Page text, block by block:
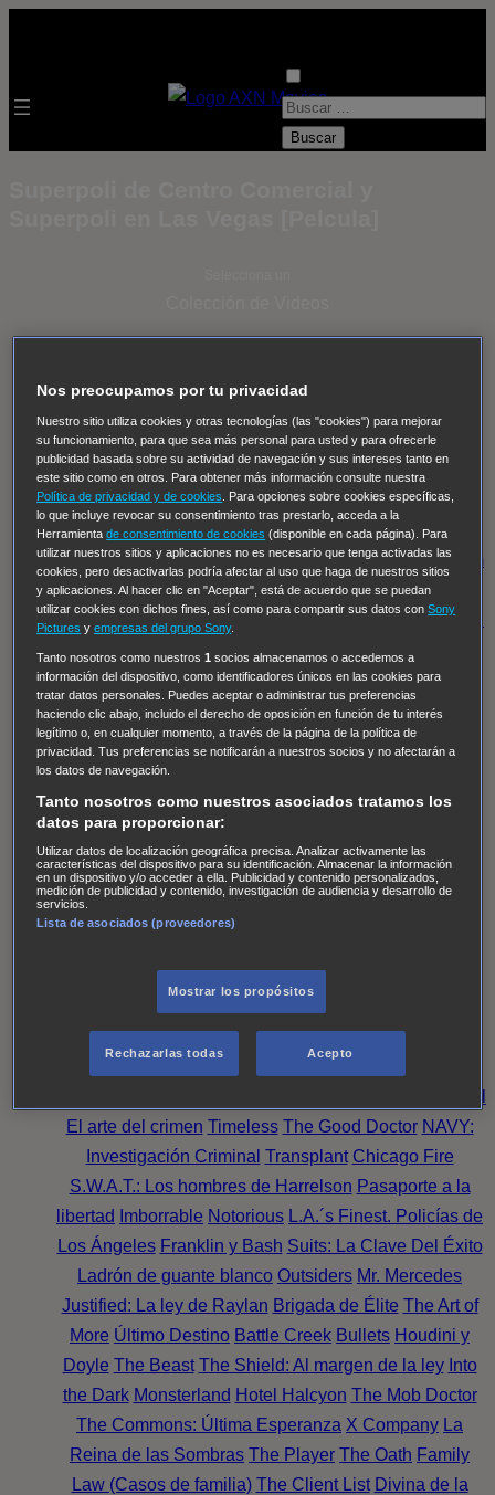
B
Operación: Huracán
Thomas, el ojo del FBI Pan Am Dawson crece
Insomnia
El Guardián The Blacklist
Cinco en familia
Hudson & Rex Diez libras y un sueño Mr Loverman
Regreso al futuro III NUEVE CUERPOS Los últimos
caballeros Tormenta infinita Sing Street Cobra Kai
Tom
y Lola High Country Los casos de Susan Ryeland:
Moonflower Murders Twisted Metal Mentes Criminales:
Terapia de Choque
Los Misterios de
Hailey Dean Without Sin: Libre de Culpa Morbius
NCIS: Nueva Orleans Pandora En fuera de juego
The Shield: Al margen de la ley Duplicated Preacher
The Killing Kind
Chicago Fire Monarch Circuito cerradoAlert: Unidad
de personas desaparecidas
Ladrón de guante blanco Hannibal Daños y Perjuicios
AXN Masters of Sex Three PinesAccused CarterAlice
Nevers Crossing Lines
Magpie Murders
Coyote
Noche Wild Bill Mentes Criminales Candice Renoir
El arte del crimen Timeless The Good Doctor NAVY:
Investigación Criminal Transplant Chicago Fire
S.W.A.T.: Los hombres de Harrelson Pasaporte a la
libertad
Imborrable Notorious L.A.´s Finest. Policías de
Los Ángeles Franklin y Bash Suits: La Clave Del Éxito
Ladrón de guante blanco Outsiders Mr. Mercedes
Justified: La ley de Raylan Brigada de Élite The Art of
More Último Destino Battle Creek Bullets Houdini y
Doyle The Beast The Shield: Al margen de la ley Into
the Dark Monsterland Hotel Halcyon The Mob Doctor
The Commons: Última Esperanza X Company La
Reina de las Sombras The Player The Oath Family
Law (Casos de familia) The Client List Divina de la
Nos preocupamos por tu privacidad
Nuestro sitio utiliza cookies y otras tecnologías (las "cookies") para mejorar
su funcionamiento, para que sea más personal para usted y para ofrecerle
publicidad basada sobre su actividad de navegación y sus intereses tanto en
este sitio como en otros. Para obtener más información consulte nuestra
Política de privacidad y de cookies
. Para opciones sobre cookies específicas,
lo que incluye revocar su consentimiento tras prestarlo, acceda a la
Herramientade consentimiento de cookies (disponible en cada página). Para
utilizar nuestros sitios y aplicaciones no es necesario que tenga activadas las
cookies, pero desactivarlas podría afectar al uso que haga de nuestros sitios
y aplicaciones. Al hacer clic en "Aceptar", está de acuerdo que se puedan
utilizar cookies con dichos fines, así como para compartir sus datos conSony
Pictures yempresas del grupo Sony.
Tanto nosotros como nuestros1 socios almacenamos o accedemos a
información del dispositivo, como identificadores únicos en las cookies para
tratar datos personales. Puedes aceptar o administrar tus preferencias
haciendo clic abajo, incluido el derecho de oposición en función de tu interés
legítimo o, en cualquier momento, a través de la página de la política de
privacidad. Tus preferencias se notificarán a nuestros socios y no afectarán a
los datos de navegación.
Tanto nosotros como nuestros asociados tratamos los
datos para proporcionar:
Utilizar datos de localización geográfica precisa. Analizar activamente las
características del dispositivo para su identificación. Almacenar la información
en un dispositivo y/o acceder a ella. Publicidad y contenido personalizados,
medición de publicidad y contenido, investigación de audiencia y desarrollo de
servicios.
Lista de asociados (proveedores)
Mostrar los propósitos
Rechazarlas todas Acepto